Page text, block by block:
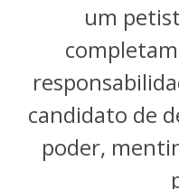
um
candidato de
poder,